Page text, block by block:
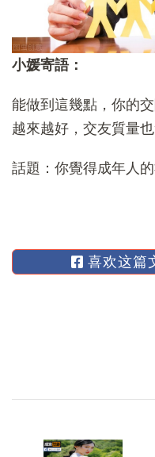
小媛寄語：
能做到這幾點，你的
越來越好，交友質量也
話題：你覺得成年人
喜欢这篇